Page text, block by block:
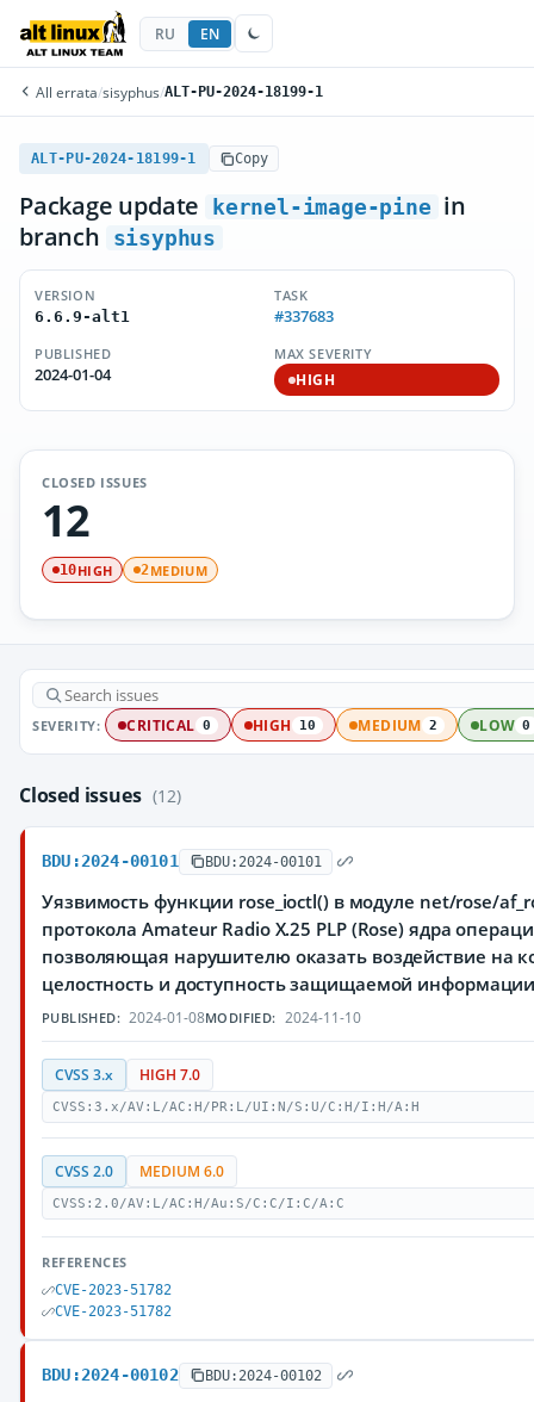
RU EN
All errata/sisyphus/ALT-PU-2024-18199-1
ALT-PU-2024-18199-1 Copy
Package update kernel-image-pine in
branch
sisyphus
VERSION
6.6.9-alt1
TASK
#337683
PUBLISHED
2024-01-04
MAX SEVERITY
HIGH
CLOSED ISSUES
12
10HIGH 2MEDIUM
SEVERITY: CRITICAL 0 HIGH 10 MEDIUM 2 LOW 0
Closed issues (12)
BDU:2024-00101 BDU:2024-00101
Уязвимость функции rose_ioctl() в модуле net/rose/
протокола Amateur Radio X.25 PLP (Rose) ядра
позволяющая нарушителю оказать воздействие на
целостность и доступность защищаемой
PUBLISHED: 2024-01-08MODIFIED: 2024-11-10
CVSS 3.x HIGH 7.0
CVSS:3.x/AV:L/AC:H/PR:L/UI:N/S:U/C:H/I:H/A:H
CVSS 2.0 MEDIUM 6.0
CVSS:2.0/AV:L/AC:H/Au:S/C:C/I:C/A:C
REFERENCES
CVE-2023-51782
CVE-2023-51782
BDU:2024-00102 BDU:2024-00102